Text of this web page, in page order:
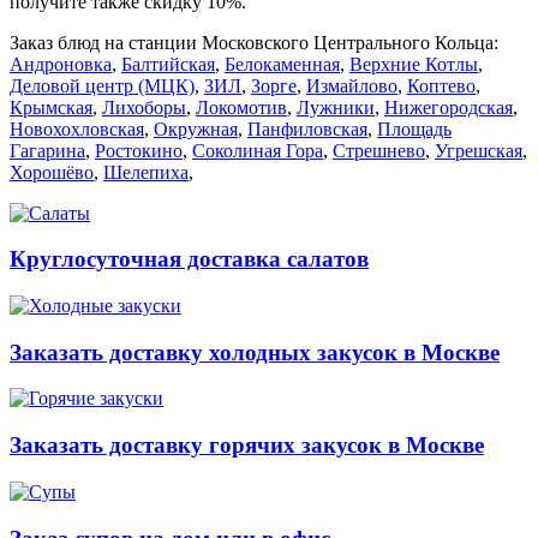
Заказ блюд на станции Московского Центрального Кольца:
Андроновка, Балтийская, Белокаменная, Верхние Котлы,
Деловой центр (МЦК), ЗИЛ, Зорге, Измайлово, Коптево,
Крымская, Лихоборы, Локомотив, Лужники, Нижегородская,
Новохохловская, Окружная, Панфиловская, Площадь
Гагарина, Ростокино, Соколиная Гора, Стрешнево, Угрешская,
Хорошёво, Шелепиха,
Круглосуточная доставка салатов
Заказать доставку холодных закусок в Москве
Заказать доставку горячих закусок в Москве